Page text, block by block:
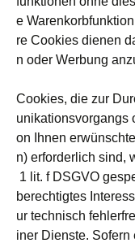
e
re Cookies dienen
n oder Werbung
Cookies, die zur
unikationsvorgangs
on Ihnen
n) erforderlich sind,
1 lit. f DSGVO
berechtigtes
ur technisch
iner Dienste.